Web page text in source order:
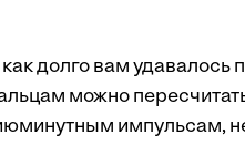
долго вам
можно
импульсам,